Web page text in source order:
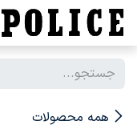
صرف نظر و مشاهده محتوا
همه محصولات